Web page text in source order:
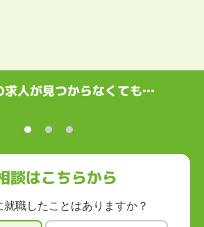
求人が見つからなくても…
談はこちらから
就職したことはありますか？